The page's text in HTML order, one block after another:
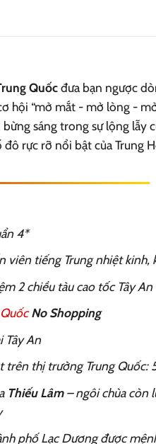
Quốcđưa bạn ngược
hội “mở mắt - mở lòng -
sáng trong sự lộng
rực rỡ nổi bật của Trung
4*
viên tiếng Trung nhiệt kinh,
2 chiều tàu cao tốc Tây
NoShopping
Tây An
trên thị trường Trung Quốc:
Thiếu Lâm– ngôi chùa còn
phố Lạc Dương được